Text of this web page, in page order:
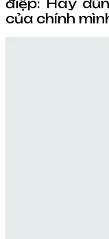
điệp: Hãy
của chính